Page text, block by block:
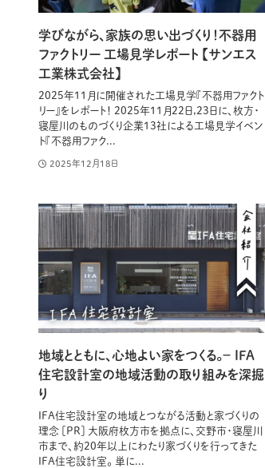
学びながら、家族の思い出づくり！不器用
ファクトリー 工場見学レポート 【サンエス
工業株式会社】
2025年11月に開催された工場見学『不器用ファクト
リー』をレポート！ 2025年11月22日,23日に、枚方・
寝屋川のものづくり企業13社による工場見学イベン
ト『不器用ファク...
2025年12月18日
地域とともに、心地よい家をつくる。− IFA
住宅設計室の地域活動の取り組みを深掘
り
IFA住宅設計室の地域とつながる活動と家づくりの
理念 [PR] 大阪府枚方市を拠点に、交野市・寝屋川
市まで、約20年以上にわたり家づくりを行ってきた
IFA住宅設計室。 単に...